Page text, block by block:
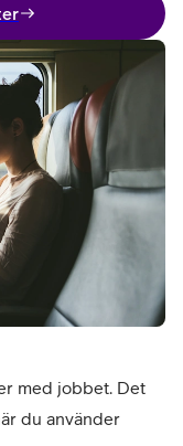
med jobbet. Det
du använder